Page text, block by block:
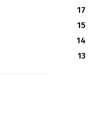
17
15
14
13